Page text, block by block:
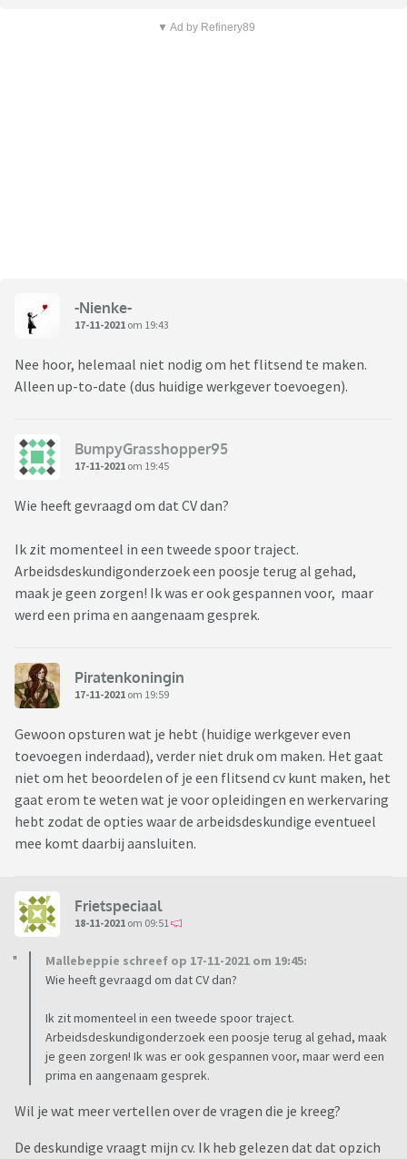
▼ Ad by Refinery89
-Nienke-
17-11-2021 om 19:43
Nee hoor, helemaal niet nodig om het flitsend te maken.
Alleen up-to-date (dus huidige werkgever toevoegen).
BumpyGrasshopper95
17-11-2021 om 19:45
Wie heeft gevraagd om dat CV dan?
Ik zit momenteel in een tweede spoor traject.
Arbeidsdeskundigonderzoek een poosje terug al gehad,
maak je geen zorgen! Ik was er ook gespannen voor, maar
werd een prima en aangenaam gesprek.
Piratenkoningin
17-11-2021 om 19:59
Gewoon opsturen wat je hebt (huidige werkgever even
toevoegen inderdaad), verder niet druk om maken. Het gaat
niet om het beoordelen of je een flitsend cv kunt maken, het
gaat erom te weten wat je voor opleidingen en werkervaring
hebt zodat de opties waar de arbeidsdeskundige eventueel
mee komt daarbij aansluiten.
Frietspeciaal
18-11-2021 om 09:51
Mallebeppie schreef op 17-11-2021 om 19:45:
Wie heeft gevraagd om dat CV dan?
Ik zit momenteel in een tweede spoor traject.
Arbeidsdeskundigonderzoek een poosje terug al gehad, maak
je geen zorgen! Ik was er ook gespannen voor, maar werd een
prima en aangenaam gesprek.
Wil je wat meer vertellen over de vragen die je kreeg?
De deskundige vraagt mijn cv. Ik heb gelezen dat dat opzich